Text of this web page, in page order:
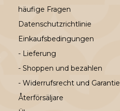
häufige Fragen
Datenschutzrichtlinie
Einkaufsbedingungen
- Lieferung
- Shoppen und bezahlen
- Widerrufsrecht und Garantie
Återförsäljare